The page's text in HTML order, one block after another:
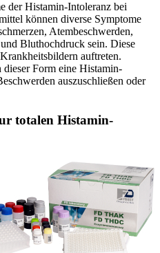
der Histamin-Intoleranz bei
können diverse Symptome
Atembeschwerden,
Bluthochdruck sein. Diese
auftreten.
Form eine Histamin-
auszuschließen oder
totalen Histamin-